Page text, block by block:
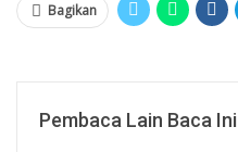
Bagikan
Pembaca Lain Baca Ini